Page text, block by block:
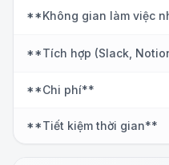
**Không gian làm việc
**Tích hợp (Slack,
**Chi phí**
**Tiết kiệm thời gian**